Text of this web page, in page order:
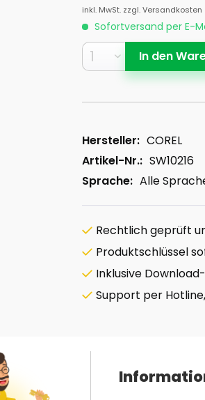
inkl. MwSt. zzgl. Versandkosten
Sofortversand per E-
In den
Hersteller: COREL
Artikel-Nr.: SW10216
Sprache: Alle
Rechtlich geprüft
Produktschlüssel
Inklusive
Support per